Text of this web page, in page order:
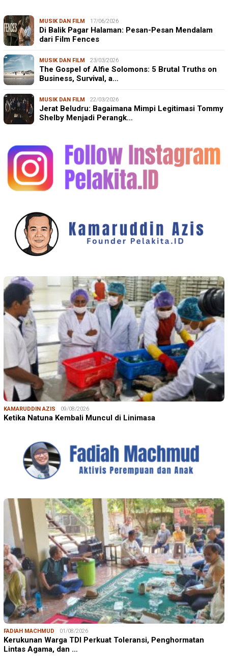
MUSIK DAN FILM 17/06/2026
Di Balik Pagar Halaman: Pesan-Pesan Mendalam
dari Film Fences
MUSIK DAN FILM 23/03/2026
The Gospel of Alfie Solomons: 5 Brutal Truths on
Business, Survival, a…
MUSIK DAN FILM 22/03/2026
Jerat Beludru: Bagaimana Mimpi Legitimasi Tommy
Shelby Menjadi Perangk…
KAMARUDDIN AZIS 09/08/2026
Ketika Natuna Kembali Muncul di Linimasa
FADIAH MACHMUD 01/08/2026
Kerukunan Warga TDI Perkuat Toleransi, Penghormatan
Lintas Agama, dan …